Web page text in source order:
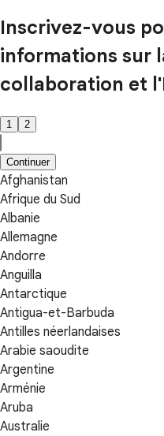
Inscrivez-vous
informations sur
collaboration et
1 2
Continuer
Afghanistan
Afrique du Sud
Albanie
Allemagne
Andorre
Anguilla
Antarctique
Antigua-et-Barbuda
Antilles néerlandaises
Arabie saoudite
Argentine
Arménie
Aruba
Australie